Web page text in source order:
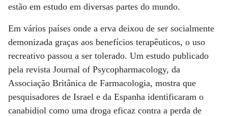
estão em estudo em diversas partes do mundo.
Em vários países onde a erva deixou de ser socialmente
demonizada graças aos benefícios terapêuticos, o uso
recreativo passou a ser tolerado. Um estudo publicado
pela revista Journal of Psycopharmacology, da
Associação Britânica de Farmacologia, mostra que
pesquisadores de Israel e da Espanha identificaram o
canabidiol como uma droga eficaz contra a perda de